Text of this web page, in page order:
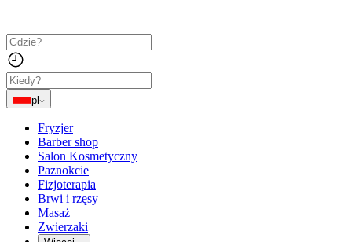
pl
Fryzjer
Barber shop
Salon Kosmetyczny
Paznokcie
Fizjoterapia
Brwi i rzęsy
Masaż
Zwierzaki